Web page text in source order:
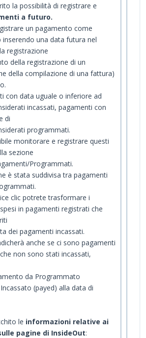
la possibilità di registrare e
a futuro.
un pagamento come
una data futura nel
registrazione
della registrazione di un
della compilazione di una fattura)
con data uguale o inferiore ad
incassati, pagamenti con
di
programmati.
monitorare e registrare questi
sezione
Programmati.
è stata suddivisa tra pagamenti
clic potrete trasformare i
in pagamenti registrati che
dei pagamenti incassati.
anche se ci sono pagamenti
non sono stati incassati,
da Programmato
(payed) alla data di
le informazioni relative ai
pagine di InsideOut: